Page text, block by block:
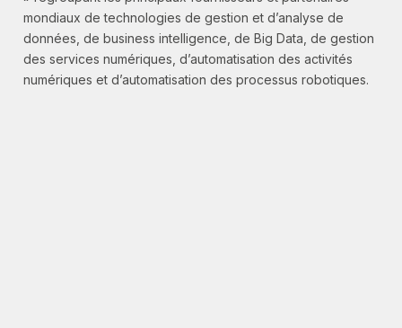
mondiaux de technologies de gestion et d’analyse de
données, de business intelligence, de Big Data, de gestion
des services numériques, d’automatisation des activités
numériques et d’automatisation des processus robotiques.